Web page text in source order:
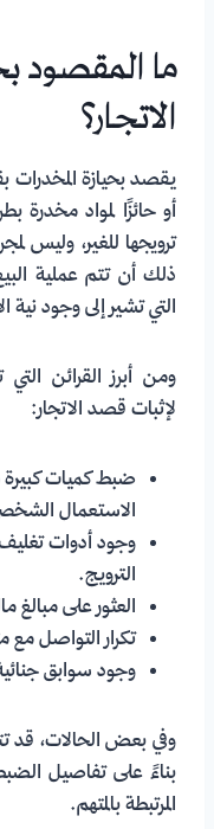
ما المقصود
الاتجار؟
يقصد بحيازة
أو حائزًا لمواد مخدرة
ترويجها للغير، وليس
ذلك أن تتم عملية
التي تشير إلى وجود نية
ومن أبرز القرائن
لإثبات قصد الاتجار:
ضبط كميات كبيرة
الاستعمال
وجود أدوات
الترويج.
العثور على مبالغ
تكرار التواصل
وجود سوابق
وفي بعض الحالات، قد
بناءً على تفاصيل الضبط
المرتبطة بالمتهم.